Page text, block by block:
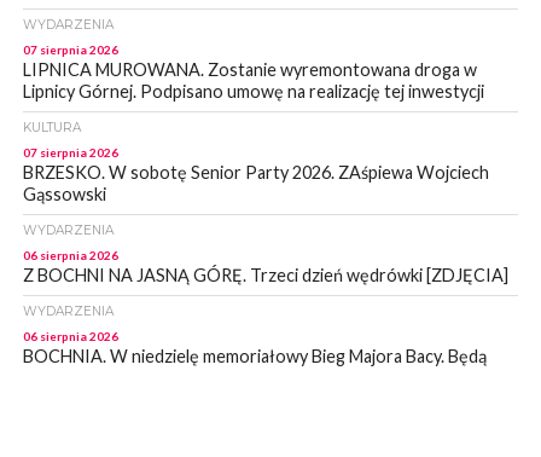
WYDARZENIA
07 sierpnia 2026
LIPNICA MUROWANA. Zostanie wyremontowana droga w
Lipnicy Górnej. Podpisano umowę na realizację tej inwestycji
KULTURA
07 sierpnia 2026
BRZESKO. W sobotę Senior Party 2026. ZAśpiewa Wojciech
Gąssowski
WYDARZENIA
06 sierpnia 2026
Z BOCHNI NA JASNĄ GÓRĘ. Trzeci dzień wędrówki [ZDJĘCIA]
WYDARZENIA
06 sierpnia 2026
BOCHNIA. W niedzielę memoriałowy Bieg Majora Bacy. Będą